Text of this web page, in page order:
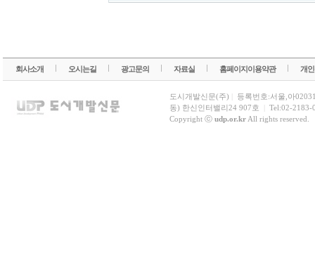
회사소개 오시는길 광고문의 자료실 홈페이지이용약관 개
도시개발신문(주)
등록번호:서울,아
동) 한신인터밸리24 907호
Tel:02-2183-
Copyright ⓒ udp.or.krAll rights reserved.